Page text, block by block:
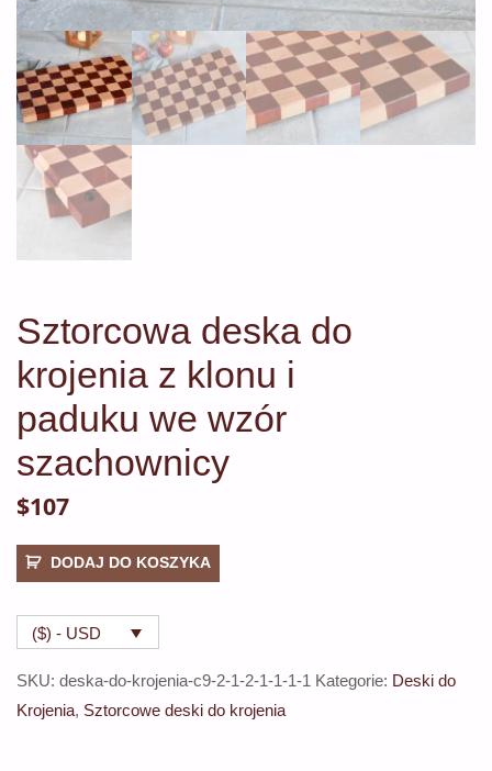
Sztorcowa deska do
krojenia z klonu i
paduku we wzór
szachownicy
$107
ilość
Sztorcowa
deska
do
krojenia
z
DODAJ DO KOSZYKA
($) - USD
SKU:deska-do-krojenia-c9-2-1-2-1-1-1-1 Kategorie: Deski do
Krojenia, Sztorcowe deski do krojenia